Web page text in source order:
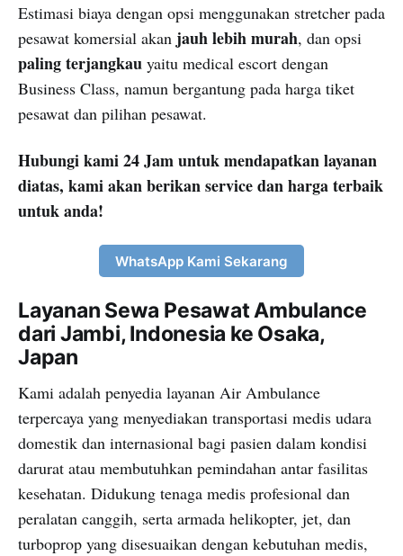
Estimasi biaya dengan opsi menggunakan stretcher pada
pesawat komersial akan jauh lebih murah, dan opsi
paling terjangkau yaitu medical escort dengan
Business Class, namun bergantung pada harga tiket
pesawat dan pilihan pesawat.
Hubungi kami 24 Jam untuk mendapatkan layanan
diatas, kami akan berikan service dan harga terbaik
untuk anda!
WhatsApp Kami Sekarang
Layanan Sewa Pesawat Ambulance
dari Jambi, Indonesia ke Osaka,
Japan
Kami adalah penyedia layanan Air Ambulance
terpercaya yang menyediakan transportasi medis udara
domestik dan internasional bagi pasien dalam kondisi
darurat atau membutuhkan pemindahan antar fasilitas
kesehatan. Didukung tenaga medis profesional dan
peralatan canggih, serta armada helikopter, jet, dan
turboprop yang disesuaikan dengan kebutuhan medis,